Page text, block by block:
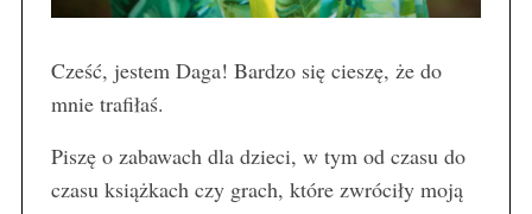
Cześć, jestem Daga! Bardzo się cieszę, że do
mnie trafiłaś.
Piszę o zabawach dla dzieci, w tym od czasu do
czasu książkach czy grach, które zwróciły moją